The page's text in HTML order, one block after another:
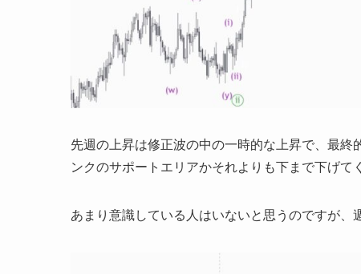
先週の上昇は修正波の中の一時的な上昇で、最
ンクのサポートエリアかそれよりも下まで下げて
あまり意識している人はいないと思うのですが、